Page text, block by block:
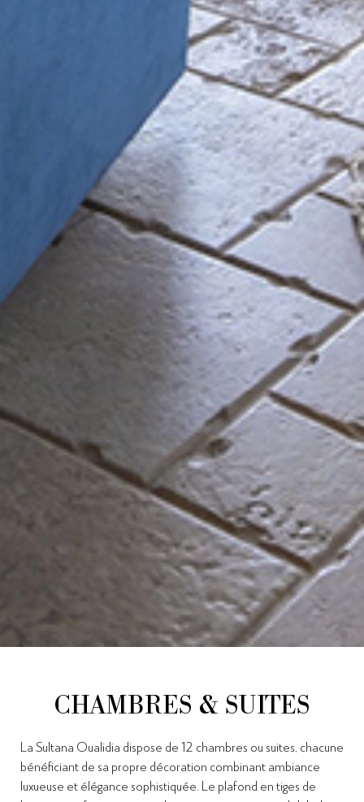
CHAMBRES & SUITES
La Sultana Oualidia dispose de 12 chambres ou suites, chacune
bénéficiant de sa propre décoration combinant ambiance
luxueuse et élégance sophistiquée. Le plafond en tiges de